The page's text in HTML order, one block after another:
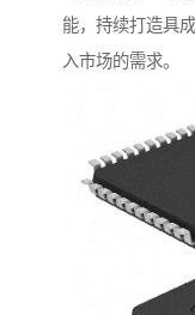
能，持续打造具
入市场的需求。